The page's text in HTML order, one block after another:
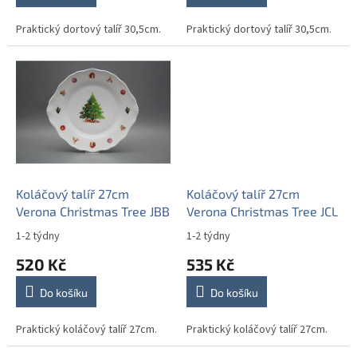
Praktický dortový talíř 30,5cm. Praktický dortový talíř 30,5cm.
Koláčový talíř 27cm
Verona Christmas Tree JBB
1-2 týdny
520 Kč
Do košíku
Praktický koláčový talíř 27cm.
Koláčový talíř 27cm
Verona Christmas Tree JCL
1-2 týdny
535 Kč
Do košíku
Praktický koláčový talíř 27cm.